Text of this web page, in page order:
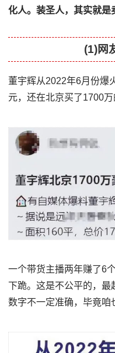
化人。装圣人，其实就是
(1)网
董宇辉从2022年6月份爆
元，还在北京买了1700万
一个带货主播两年赚了6
下跪。这是不公平的，最
数字不一定准确，毕竟咱